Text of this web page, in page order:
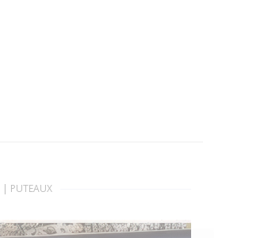
| PUTEAUX